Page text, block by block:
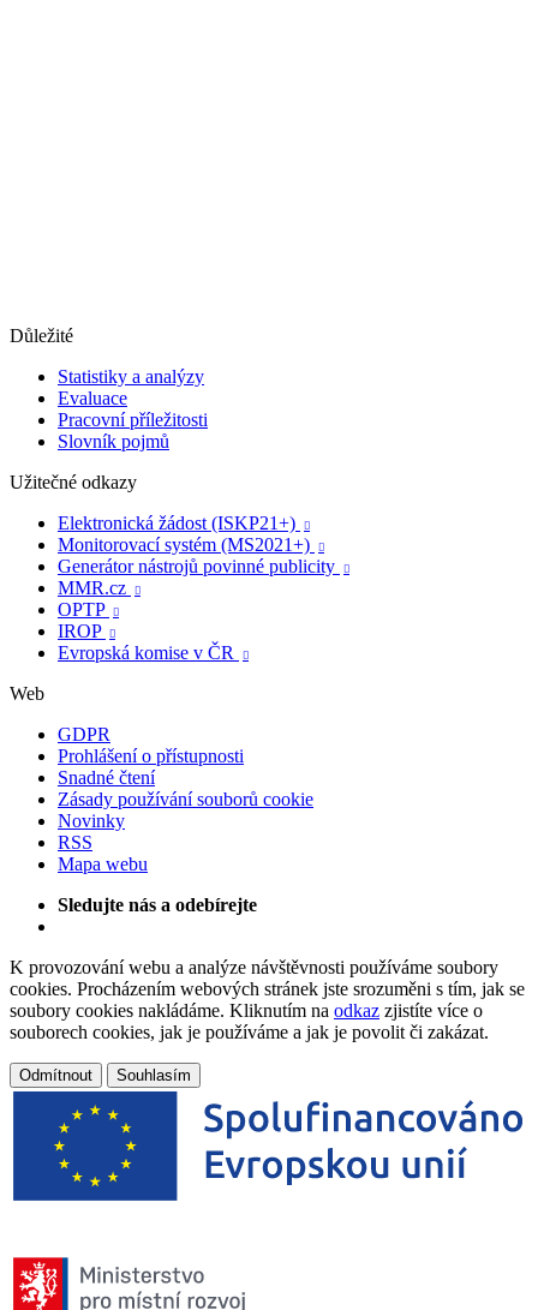
Důležité
Statistiky a analýzy
Evaluace
Pracovní příležitosti
Slovník pojmů
Užitečné odkazy
Elektronická žádost (ISKP21+)

Monitorovací systém (MS2021+) 
Generátor nástrojů povinné publicity 
MMR.cz 
OPTP 
IROP 
Evropská komise v ČR 
Web
GDPR
Prohlášení o přístupnosti
Snadné čtení
Zásady používání souborů cookie
Novinky
RSS
Mapa webu
Sledujte nás a odebírejte
K provozování webu a analýze návštěvnosti používáme soubory
cookies. Procházením webových stránek jste srozuměni s tím, jak se
soubory cookies nakládáme. Kliknutím na odkaz zjistíte více o
souborech cookies, jak je používáme a jak je povolit či zakázat.
Odmítnout Souhlasím